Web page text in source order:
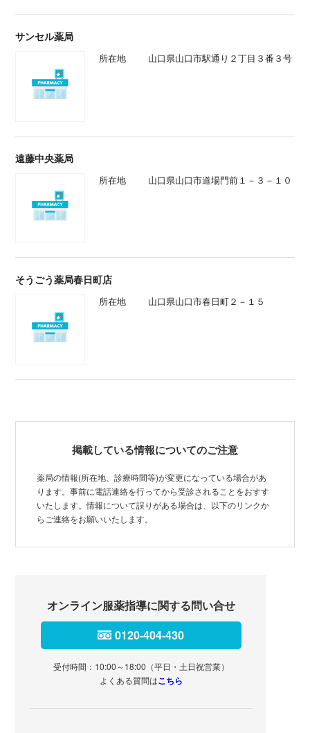
サンセル薬局
所在地 山口県山口市駅通り２丁目３番３号
遠藤中央薬局
所在地 山口県山口市道場門前１－３－１０
そうごう薬局春日町店
所在地 山口県山口市春日町２－１５
掲載している情報についてのご注意
薬局の情報(所在地、診療時間等)が変更になっている場合があ
ります。事前に電話連絡を行ってから受診されることをおすす
いたします。情報について誤りがある場合は、以下のリンクか
らご連絡をお願いいたします。
オンライン服薬指導に関する問い合せ
0120-404-430
受付時間：10:00～18:00（平日・土日祝営業）
よくある質問はこちら